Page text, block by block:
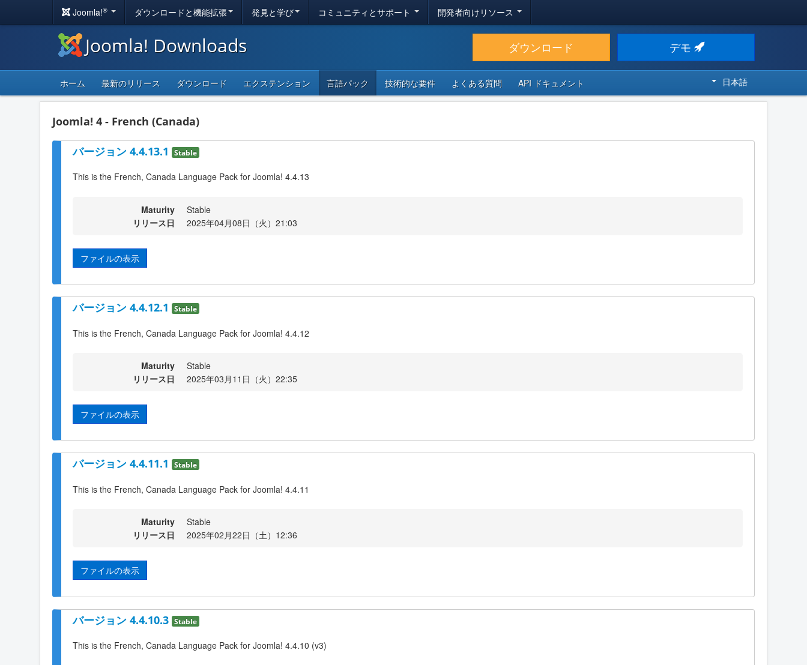
Joomla!® ダウンロードと機能拡張 発見と学び コミュニティとサポート 開発者向けリソース
Joomla! Downloads ダウンロード デモ
ホーム 最新のリリース ダウンロード エクステンション 言語パック 技術的な要件 よくある質問 API ドキュメント 日本語
Joomla! 4 - French (Canada)
バージョン 4.4.13.1 Stable
This is the French, Canada Language Pack for Joomla! 4.4.13
Maturity
Stable
リリース日
2025年04月08日（火）21:03
ファイルの表示
バージョン 4.4.12.1 Stable
This is the French, Canada Language Pack for Joomla! 4.4.12
Maturity
Stable
リリース日
2025年03月11日（火）22:35
ファイルの表示
バージョン 4.4.11.1 Stable
This is the French, Canada Language Pack for Joomla! 4.4.11
Maturity
Stable
リリース日
2025年02月22日（土）12:36
ファイルの表示
バージョン 4.4.10.3 Stable
This is the French, Canada Language Pack for Joomla! 4.4.10 (v3)